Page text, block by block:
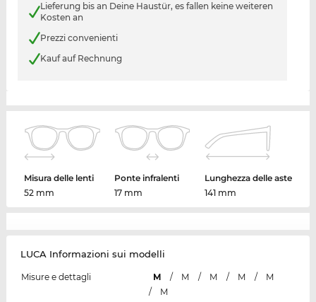
Lieferung bis an Deine Haustür, es fallen keine weiteren
Kosten an
Prezzi convenienti
Kauf auf Rechnung
Misura delle lenti
52 mm
Ponte infralenti
17 mm
Lunghezza delle aste
141 mm
LUCA Informazioni sui modelli
Misure e dettagli M / M / M / M /
M
/
M